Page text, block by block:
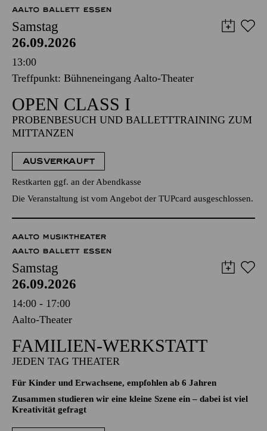
AALTO BALLETT ESSEN
Samstag
26.09.2026
13:00
Treffpunkt: Bühneneingang Aalto-Theater
OPEN CLASS I
PROBENBESUCH UND BALLETTTRAINING ZUM
MITTANZEN
AUSVERKAUFT
Restkarten ggf. an der Abendkasse
Die Veranstaltung ist vom Angebot der TUPcard ausgeschlossen.
AALTO MUSIKTHEATER
AALTO BALLETT ESSEN
Samstag
26.09.2026
14:00 - 17:00
Aalto-Theater
FAMILIEN-WERKSTATT
JEDEN TAG THEATER
Für Kinder und Erwachsene, empfohlen ab 6 Jahren
Zusammen studieren wir eine kleine Szene ein – dabei ist viel
Kreativität gefragt